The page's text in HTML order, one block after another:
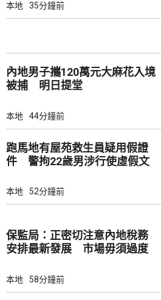
本地 35分鐘前
內地男子攜120萬元大麻花入境
被捕 明日提堂
本地 44分鐘前
跑馬地有屋苑救生員疑用假證
件 警拘22歲男涉行使虛假文
本地 52分鐘前
保監局：正密切注意內地稅務
安排最新發展 市場毋須過度
本地 58分鐘前